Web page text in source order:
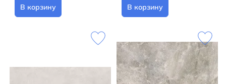
В корзину В корзину